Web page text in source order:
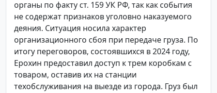
органы по факту ст. 159 УК РФ, так как события
не содержат признаков уголовно наказуемого
деяния. Ситуация носила характер
организационного сбоя при передаче груза. По
итогу переговоров, состоявшихся в 2024 году,
Ерохин предоставил доступ к трем коробкам с
товаром, оставив их на станции
техобслуживания на выезде из города. Груз был